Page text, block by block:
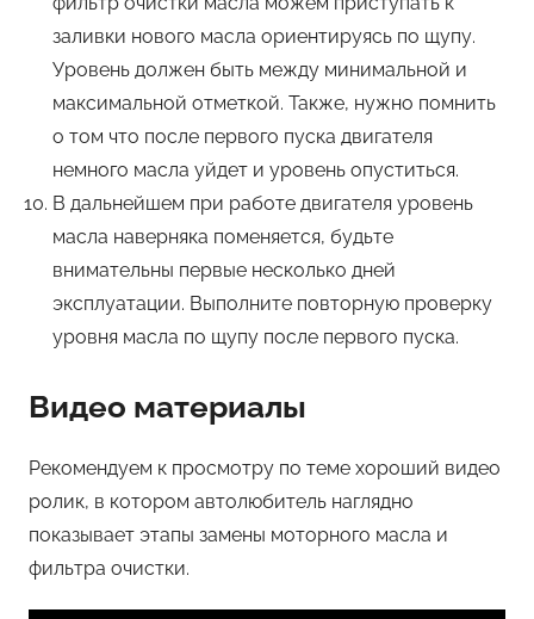
заливки нового масла ориентируясь по щупу.
Уровень должен быть между минимальной и
максимальной отметкой. Также, нужно помнить
о том что после первого пуска двигателя
немного масла уйдет и уровень опуститься.
В дальнейшем при работе двигателя уровень
масла наверняка поменяется, будьте
внимательны первые несколько дней
эксплуатации. Выполните повторную проверку
уровня масла по щупу после первого пуска.
Видео материалы
Рекомендуем к просмотру по теме хороший видео
ролик, в котором автолюбитель наглядно
показывает этапы замены моторного масла и
фильтра очистки.